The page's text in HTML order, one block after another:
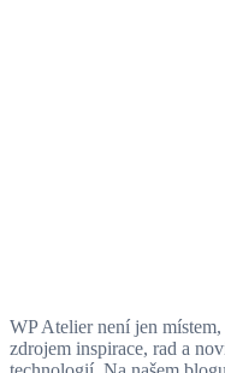
WP Atelier není jen
zdrojem inspirace, rad a